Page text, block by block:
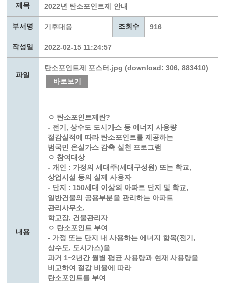
제목 2022년 탄소포인트제 안내
부서명 기후대응 조회수 916
작성일 2022-02-15 11:24:57
파일
탄소포인트제 포스터.jpg (download: 306, 883410)
바로보기
내용
ㅇ 탄소포인트제란?
- 전기, 상수도 도시가스 등 에너지 사용량
절감실적에 따라 탄소포인트를 제공하는
범국민 온실가스 감축 실천 프로그램
ㅇ 참여대상
- 개인 : 가정의 세대주(세대구성원) 또는 학교,
상업시설 등의 실제 사용자
- 단지 : 150세대 이상의 아파트 단지 및 학교,
일반건물의 공용부분을 관리하는 아파트
관리사무소,
학교장, 건물관리자
ㅇ 탄소포인트 부여
- 가정 또는 단지 내 사용하는 에너지 항목(전기,
상수도, 도시가스)을
과거 1~2년간 월별 평균 사용량과 현재 사용량을
비교하여 절감 비율에 따라
탄소포인트를 부여